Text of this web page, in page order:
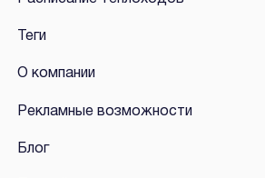
Теги
О компании
Рекламные возможности
Блог